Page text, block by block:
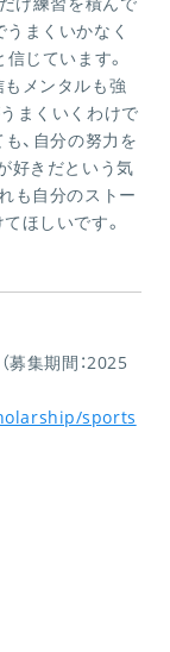
まくいかなく
じています。
メンタルも強
まくいくわけで
、自分の努力を
好きだという気
も自分のストー
ほしいです。
集期間：2025
sports